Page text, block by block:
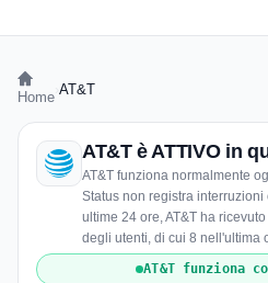
Home AT&T
AT&T è ATTIVO in
AT&T funziona normalmente
Status non registra
ultime 24 ore, AT&T ha
degli utenti, di cui 8 nell'ultima
AT&T funziona